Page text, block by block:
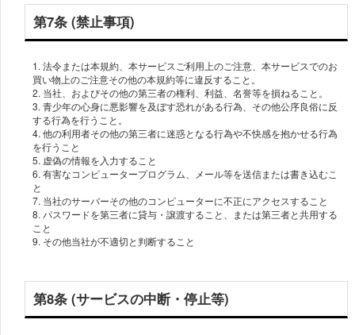
第7条 (禁止事項)
1. 法令または本規約、本サービスご利用上のご注意、本サービスでのお
買い物上のご注意その他の本規約等に違反すること。
2. 当社、およびその他の第三者の権利、利益、名誉等を損ねること。
3. 青少年の心身に悪影響を及ぼす恐れがある行為、その他公序良俗に反
する行為を行うこと。
4. 他の利用者その他の第三者に迷惑となる行為や不快感を抱かせる行為
を行うこと
5. 虚偽の情報を入力すること
6. 有害なコンピュータープログラム、メール等を送信または書き込むこ
と
7. 当社のサーバーその他のコンピューターに不正にアクセスすること
8. パスワードを第三者に貸与・譲渡すること、または第三者と共用する
こと
9. その他当社が不適切と判断すること
第8条 (サービスの中断・停止等)